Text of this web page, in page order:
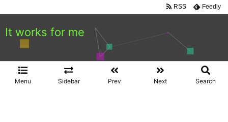
It works for me
Menu Sidebar Prev Next Search
RSS Feedly